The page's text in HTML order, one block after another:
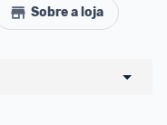
Sobre a loja